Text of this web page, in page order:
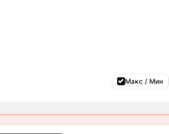
Макс / Мин